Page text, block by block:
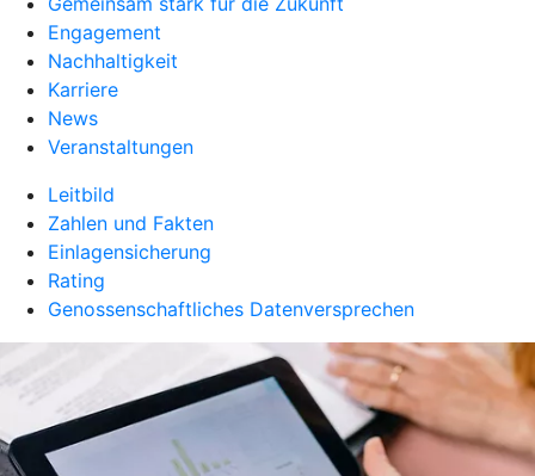
Engagement
Nachhaltigkeit
Karriere
News
Veranstaltungen
Leitbild
Zahlen und Fakten
Einlagensicherung
Rating
Genossenschaftliches Datenversprechen